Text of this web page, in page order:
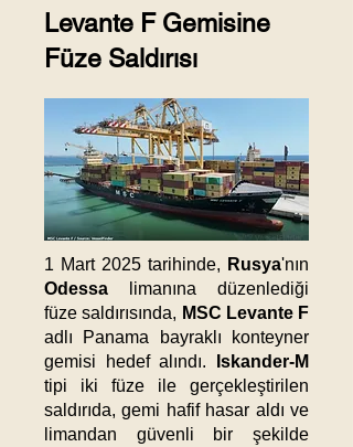
Levante F Gemisine
Füze Saldırısı​
1 Mart 2025 tarihinde, Rusya'nın
Odessa limanına düzenlediği
füze saldırısında, MSC Levante F
adlı Panama bayraklı konteyner
gemisi hedef alındı. Iskander-M
tipi iki füze ile gerçekleştirilen
saldırıda, gemi hafif hasar aldı ve
limandan güvenli bir şekilde